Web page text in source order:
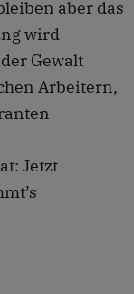
aber das
wird
Gewalt
Arbeitern,
Jetzt